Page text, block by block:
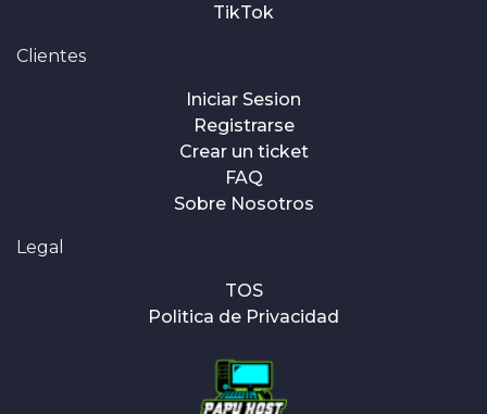
TikTok
Clientes
Iniciar Sesion
Registrarse
Crear un ticket
FAQ
Sobre Nosotros
Legal
TOS
Politica de Privacidad